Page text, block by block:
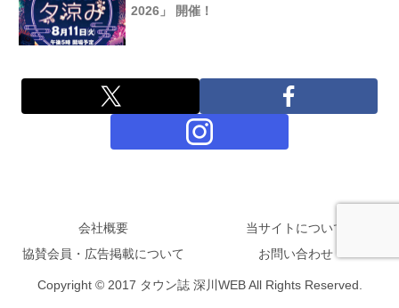
2026」 開催！
会社概要
当サイトについて
協賛会員・広告掲載について
お問い合わせ
Copyright © 2017 タウン誌 深川WEB All Rights Reserved.